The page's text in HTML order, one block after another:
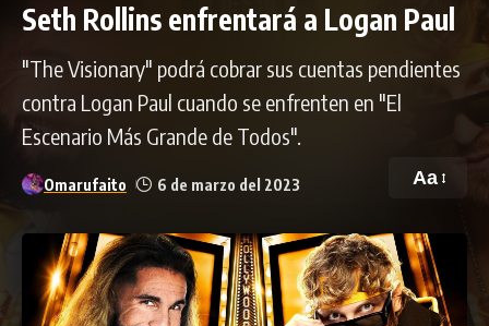
Seth Rollins enfrentará a Logan Paul
"The Visionary" podrá cobrar sus cuentas pendientes
contra Logan Paul cuando se enfrenten en "El
Escenario Más Grande de Todos".
Omarufaito 6 de marzo del 2023 Aa